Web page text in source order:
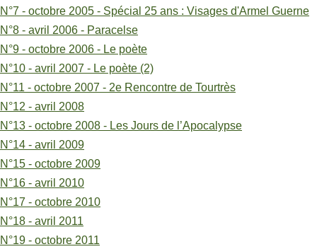
2011
N°7 - octobre 2005 - Spécial 25 ans : Visages d'Armel Guerne
N°8 - avril 2006 - Paracelse
N°9 - octobre 2006 - Le poète
N°10 - avril 2007 - Le poète (2)
N°11 - octobre 2007 - 2e Rencontre de Tourtrès
N°12 - avril 2008
N°13 - octobre 2008 - Les Jours de l’Apocalypse
N°14 - avril 2009
N°15 - octobre 2009
N°16 - avril 2010
N°17 - octobre 2010
N°18 - avril 2011
N°19 - octobre 2011